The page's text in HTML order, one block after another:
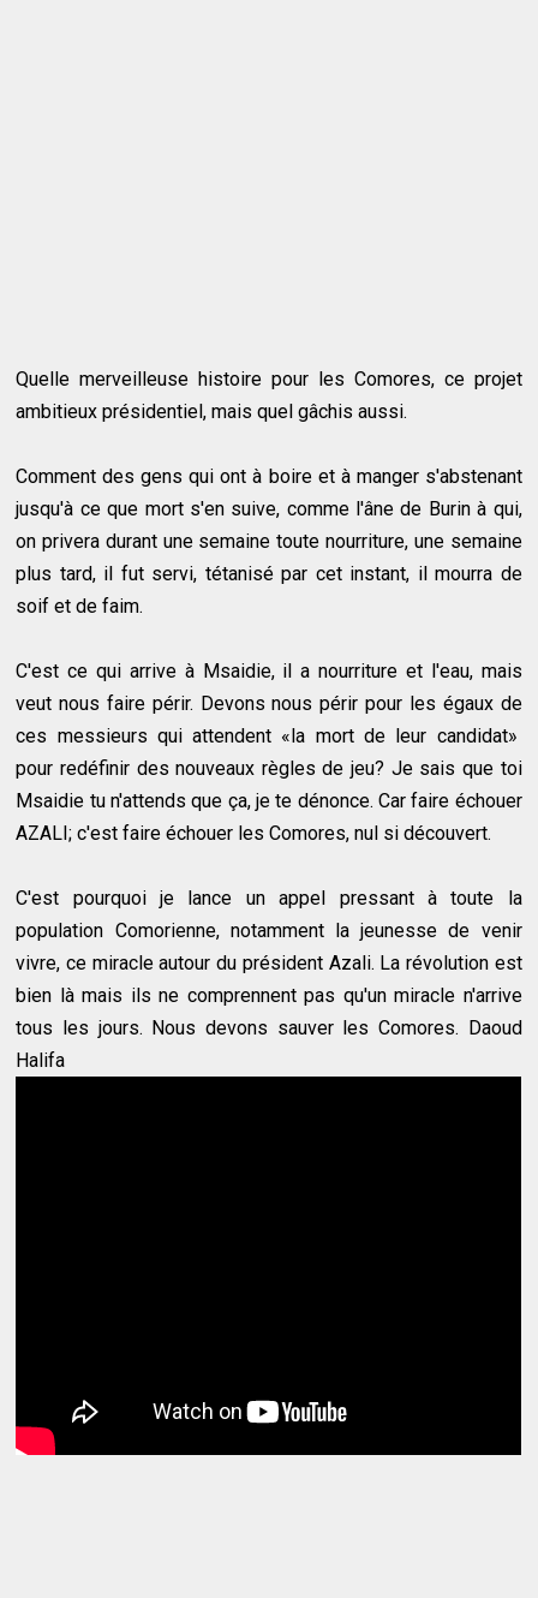
Quelle merveilleuse histoire pour les Comores, ce projet
ambitieux présidentiel, mais quel gâchis aussi.
Comment des gens qui ont à boire et à manger s'abstenant
jusqu'à ce que mort s'en suive, comme l'âne de Burin à qui,
on privera durant une semaine toute nourriture, une semaine
plus tard, il fut servi, tétanisé par cet instant, il mourra de
soif et de faim.
C'est ce qui arrive à Msaidie, il a nourriture et l'eau, mais
veut nous faire périr. Devons nous périr pour les égaux de
ces messieurs qui attendent «la mort de leur candidat»
pour redéfinir des nouveaux règles de jeu? Je sais que toi
Msaidie tu n'attends que ça, je te dénonce. Car faire échouer
AZALI; c'est faire échouer les Comores, nul si découvert.
C'est pourquoi je lance un appel pressant à toute la
population Comorienne, notamment la jeunesse de venir
vivre, ce miracle autour du président Azali. La révolution est
bien là mais ils ne comprennent pas qu'un miracle n'arrive
tous les jours. Nous devons sauver les Comores. Daoud
Halifa